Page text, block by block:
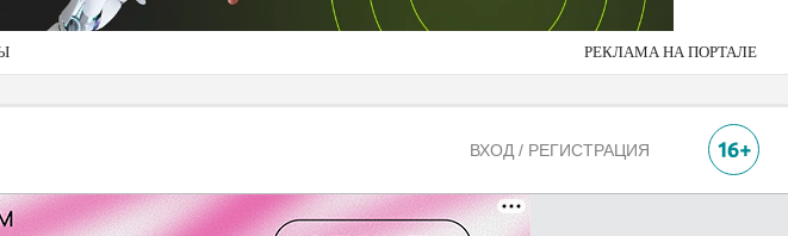
РЕКЛАМА НА ПОРТАЛЕ
ВХОД / РЕГИСТРАЦИЯ